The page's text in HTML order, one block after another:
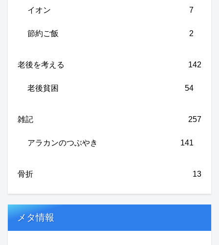
イオン 7
節約ご飯 2
老後を考える 142
老後貧困 54
雑記 257
アラカンのつぶやき 141
骨折 13
メタ情報